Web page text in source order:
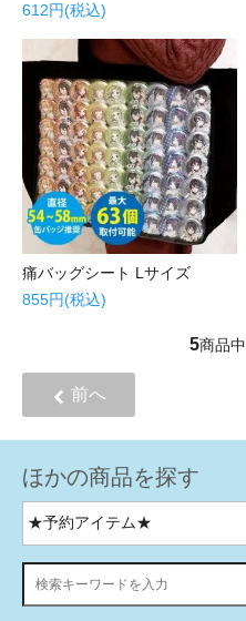
612円(税込)
痛バッグシート Lサイズ
855円(税込)
5商品中
前へ
ほかの商品を探す